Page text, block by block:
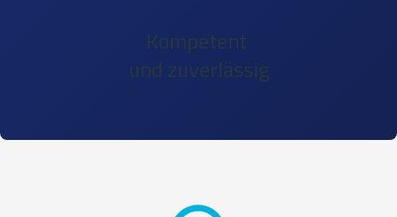
Kompetent
und zuverlässig